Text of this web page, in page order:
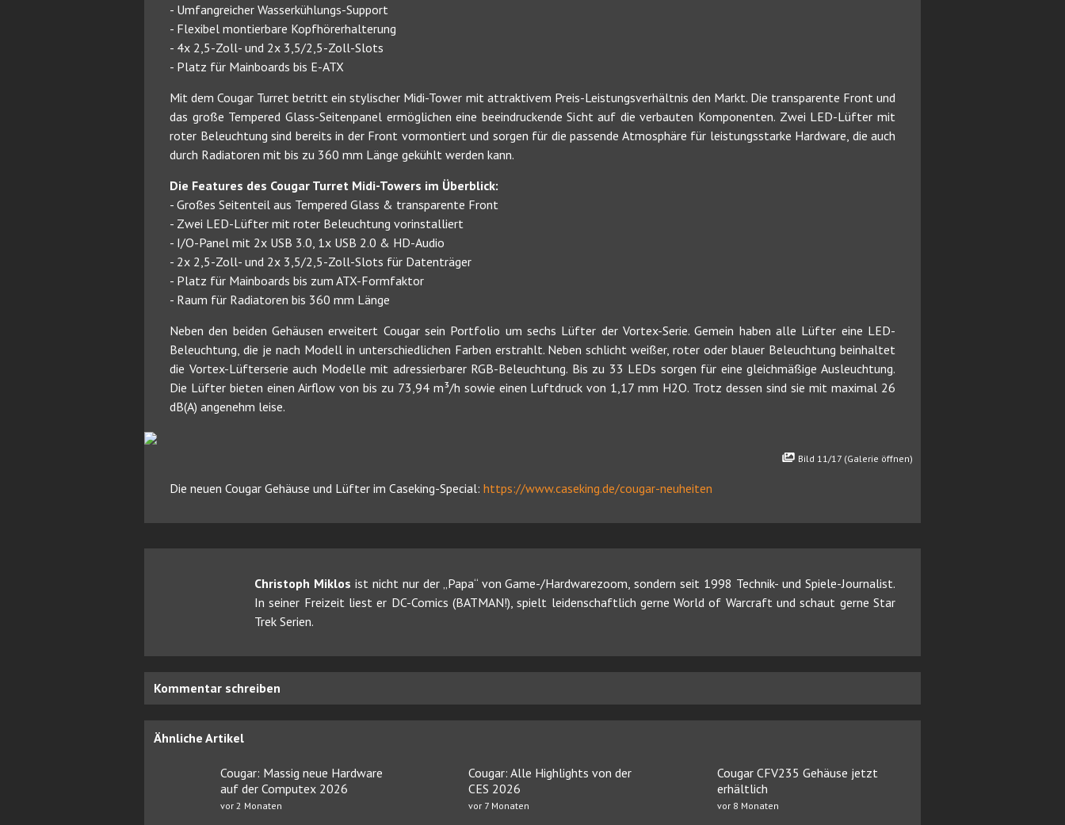
- Umfangreicher Wasserkühlungs-Support
- Flexibel montierbare Kopfhörerhalterung
- 4x 2,5-Zoll- und 2x 3,5/2,5-Zoll-Slots
- Platz für Mainboards bis E-ATX
Mit dem Cougar Turret betritt ein stylischer Midi-Tower mit attraktivem Preis-Leistungsverhältnis den Markt. Die transparente Front und
das große Tempered Glass-Seitenpanel ermöglichen eine beeindruckende Sicht auf die verbauten Komponenten. Zwei LED-Lüfter mit
roter Beleuchtung sind bereits in der Front vormontiert und sorgen für die passende Atmosphäre für leistungsstarke Hardware, die auch
durch Radiatoren mit bis zu 360 mm Länge gekühlt werden kann.
Die Features des Cougar Turret Midi-Towers im Überblick:
- Großes Seitenteil aus Tempered Glass & transparente Front
- Zwei LED-Lüfter mit roter Beleuchtung vorinstalliert
- I/O-Panel mit 2x USB 3.0, 1x USB 2.0 & HD-Audio
- 2x 2,5-Zoll- und 2x 3,5/2,5-Zoll-Slots für Datenträger
- Platz für Mainboards bis zum ATX-Formfaktor
- Raum für Radiatoren bis 360 mm Länge
Neben den beiden Gehäusen erweitert Cougar sein Portfolio um sechs Lüfter der Vortex-Serie. Gemein haben alle Lüfter eine LED-
Beleuchtung, die je nach Modell in unterschiedlichen Farben erstrahlt. Neben schlicht weißer, roter oder blauer Beleuchtung beinhaltet
die Vortex-Lüfterserie auch Modelle mit adressierbarer RGB-Beleuchtung. Bis zu 33 LEDs sorgen für eine gleichmäßige Ausleuchtung.
Die Lüfter bieten einen Airflow von bis zu 73,94 m³/h sowie einen Luftdruck von 1,17 mm H2O. Trotz dessen sind sie mit maximal 26
dB(A) angenehm leise.
Bild 11/17 (Galerie öffnen)
Die neuen Cougar Gehäuse und Lüfter im Caseking-Special: https://www.caseking.de/cougar-neuheiten
Christoph Miklos ist nicht nur der „Papa“ von Game-/Hardwarezoom, sondern seit 1998 Technik- und Spiele-Journalist.
In seiner Freizeit liest er DC-Comics (BATMAN!), spielt leidenschaftlich gerne World of Warcraft und schaut gerne Star
Trek Serien.
Kommentar schreiben
Ähnliche Artikel
Cougar: Massig neue Hardware
auf der Computex 2026
vor 2 Monaten
Cougar: Alle Highlights von der
CES 2026
vor 7 Monaten
Cougar CFV235 Gehäuse jetzt
erhältlich
vor 8 Monaten